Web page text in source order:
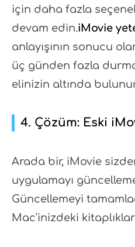
için daha fazla
devam edin.iMovie
anlayışının sonucu
üç günden fazla
elinizin altında
4. Çözüm: Eski
Arada bir, iMovie
uygulamayı
Güncellemeyi
Mac'inizdeki kitaplıklar